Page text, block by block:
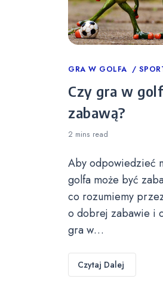
Categories
GRA W GOLFA
Czy gra w
zabawą?
2 mins read
Aby odpowiedzieć
golfa może być
co rozumiemy
o dobrej zabawie i
gra w…
Czytaj Dalej